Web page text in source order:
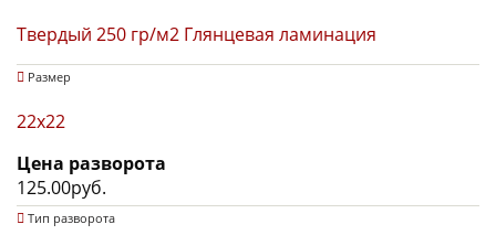
Твердый 250 гр/м2 Глянцевая ламинация
Размер
22х22
Цена разворота
125.00руб.
Тип разворота